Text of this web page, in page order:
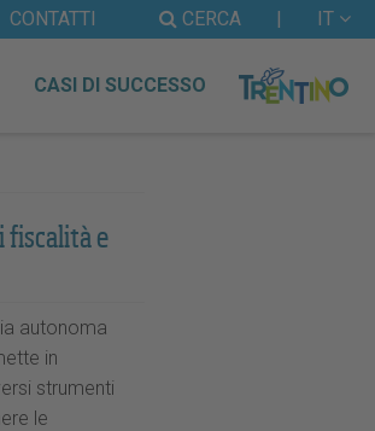
CERCA | IT
CONTATTI
CASI DI SUCCESSO
fiscalità e
autonoma
in
strumenti
le